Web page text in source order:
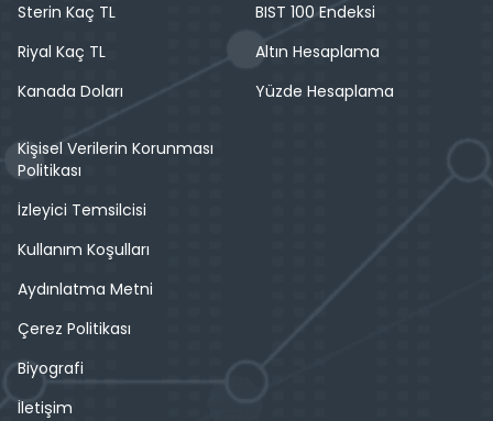
Sterin Kaç TL
Riyal Kaç TL
Kanada Doları
BIST 100 Endeksi
Altın Hesaplama
Yüzde Hesaplama
Kişisel Verilerin Korunması
Politikası
İzleyici Temsilcisi
Kullanım Koşulları
Aydınlatma Metni
Çerez Politikası
Biyografi
İletişim